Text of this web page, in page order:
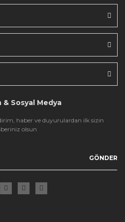
& Sosyal Medya
haber ve duyurulardan ilk sizin
olsun
GÖNDER